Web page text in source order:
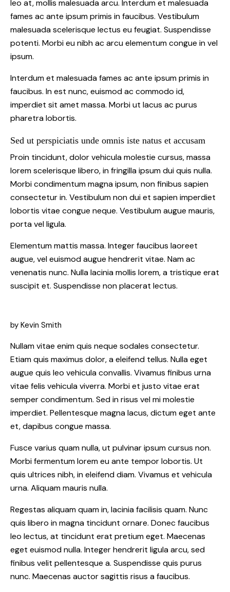
leo at, mollis malesuada arcu. Interdum et malesuada
fames ac ante ipsum primis in faucibus. Vestibulum
malesuada scelerisque lectus eu feugiat. Suspendisse
potenti. Morbi eu nibh ac arcu elementum congue in vel
ipsum.
Interdum et malesuada fames ac ante ipsum primis in
faucibus. In est nunc, euismod ac commodo id,
imperdiet sit amet massa. Morbi ut lacus ac purus
pharetra lobortis.
Sed ut perspiciatis unde omnis iste natus et accusam
Proin tincidunt, dolor vehicula molestie cursus, massa
lorem scelerisque libero, in fringilla ipsum dui quis nulla.
Morbi condimentum magna ipsum, non finibus sapien
consectetur in. Vestibulum non dui et sapien imperdiet
lobortis vitae congue neque. Vestibulum augue mauris,
porta vel ligula.
Elementum mattis massa. Integer faucibus laoreet
augue, vel euismod augue hendrerit vitae. Nam ac
venenatis nunc. Nulla lacinia mollis lorem, a tristique erat
suscipit et. Suspendisse non placerat lectus.
by Kevin Smith
Nullam vitae enim quis neque sodales consectetur.
Etiam quis maximus dolor, a eleifend tellus. Nulla eget
augue quis leo vehicula convallis. Vivamus finibus urna
vitae felis vehicula viverra. Morbi et justo vitae erat
semper condimentum. Sed in risus vel mi molestie
imperdiet. Pellentesque magna lacus, dictum eget ante
et, dapibus congue massa.
Fusce varius quam nulla, ut pulvinar ipsum cursus non.
Morbi fermentum lorem eu ante tempor lobortis. Ut
quis ultrices nibh, in eleifend diam. Vivamus et vehicula
urna. Aliquam mauris nulla.
Regestas aliquam quam in, lacinia facilisis quam. Nunc
quis libero in magna tincidunt ornare. Donec faucibus
leo lectus, at tincidunt erat pretium eget. Maecenas
eget euismod nulla. Integer hendrerit ligula arcu, sed
finibus velit pellentesque a. Suspendisse quis purus
nunc. Maecenas auctor sagittis risus a faucibus.